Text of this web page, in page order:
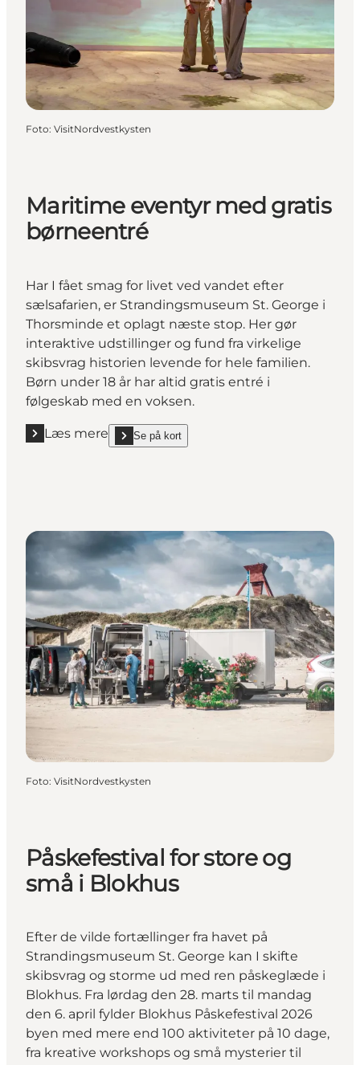
Foto: VisitNordvestkysten
Maritime eventyr med gratis
børneentré
Har I fået smag for livet ved vandet efter
sælsafarien, er Strandingsmuseum St. George i
Thorsminde et oplagt næste stop. Her gør
interaktive udstillinger og fund fra virkelige
skibsvrag historien levende for hele familien.
Børn under 18 år har altid gratis entré i
følgeskab med en voksen.
Læs mere
Læs mere "Maritime eventyr med gratis
Se på kort
show Maritime eventyr med gratis børneentré
Foto: VisitNordvestkysten
Påskefestival for store og
små i Blokhus
Efter de vilde fortællinger fra havet på
Strandingsmuseum St. George kan I skifte
skibsvrag og storme ud med ren påskeglæde i
Blokhus. Fra lørdag den 28. marts til mandag
den 6. april fylder Blokhus Påskefestival 2026
byen med mere end 100 aktiviteter på 10 dage,
fra kreative workshops og små mysterier til